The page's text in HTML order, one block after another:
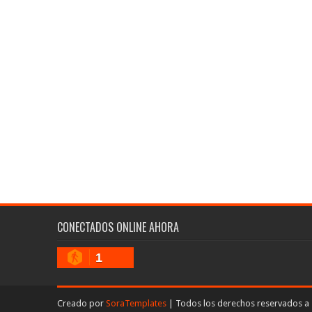
CONECTADOS ONLINE AHORA
1
Creado por SoraTemplates | Todos los derechos reservados a